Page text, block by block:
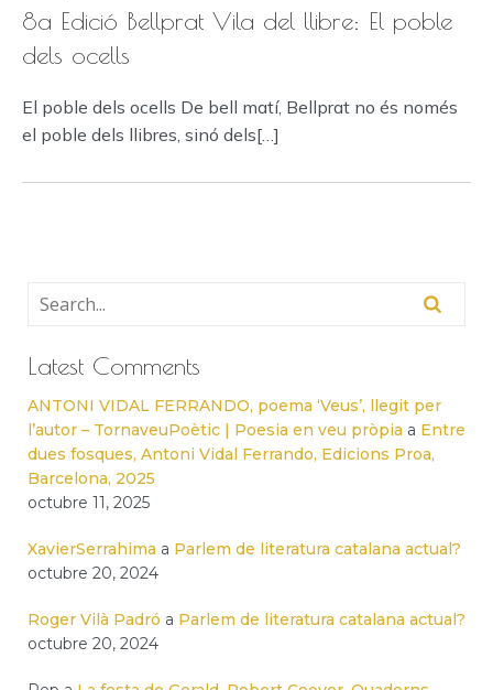
8a Edició Bellprat Vila del llibre: El poble
dels ocells
El poble dels ocells De bell matí, Bellprat no és només
el poble dels llibres, sinó dels[…]
Latest Comments
ANTONI VIDAL FERRANDO, poema ‘Veus’, llegit per
l’autor – TornaveuPoètic | Poesia en veu pròpia a Entre
dues fosques, Antoni Vidal Ferrando, Edicions Proa,
Barcelona, 2025
octubre 11, 2025
XavierSerrahima a Parlem de literatura catalana actual?
octubre 20, 2024
Roger Vilà Padró a Parlem de literatura catalana actual?
octubre 20, 2024